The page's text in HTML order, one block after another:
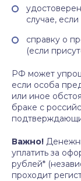
случае,
справку о
(если
РФ может
если особа
или иное
браке с
Важно!
уплатить за
рублей*
проходит